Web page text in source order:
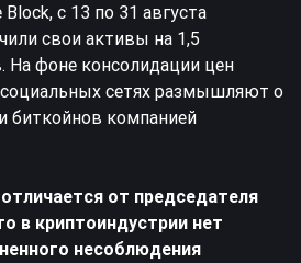
с 13 по 31 августа
свои активы на 1,5
На фоне консолидации цен
сетях размышляют о
биткойнов компанией
от председателя
в криптоиндустрии нет
несоблюдения